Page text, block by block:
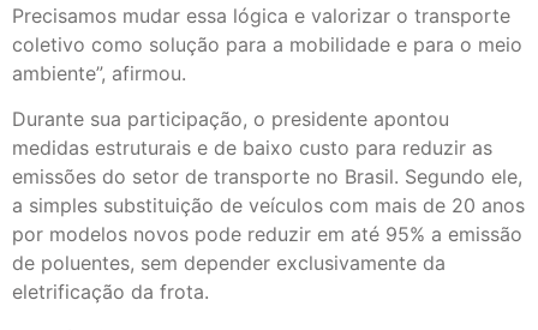
Precisamos mudar essa lógica e valorizar o transporte
coletivo como solução para a mobilidade e para o meio
ambiente”, afirmou.
Durante sua participação, o presidente apontou
medidas estruturais e de baixo custo para reduzir as
emissões do setor de transporte no Brasil. Segundo ele,
a simples substituição de veículos com mais de 20 anos
por modelos novos pode reduzir em até 95% a emissão
de poluentes, sem depender exclusivamente da
eletrificação da frota.